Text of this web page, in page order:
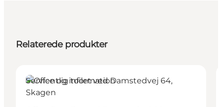
Relaterede produkter
Service og information